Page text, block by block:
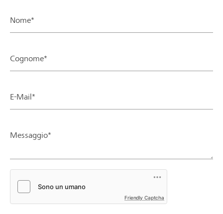
Nome*
Cognome*
E-Mail*
Messaggio*
Friendly Captcha